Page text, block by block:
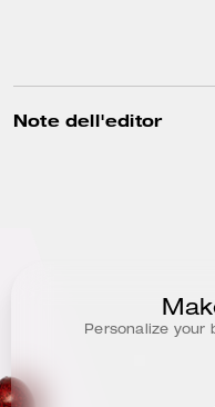
Note dell'editor
Personalize your